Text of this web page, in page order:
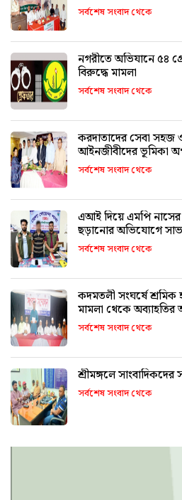
সর্বশেষ সংবাদ থেকে
নগরীতে অভিযানে ৫৪
বিরুদ্ধে মামলা
সর্বশেষ সংবাদ থেকে
করদাতাদের সেবা সহজ
আইনজীবীদের ভূমিকা
সর্বশেষ সংবাদ থেকে
এআই দিয়ে এমপি নাসের
ছড়ানোর অভিযোগে
সর্বশেষ সংবাদ থেকে
কদমতলী সংঘর্ষে শ্রমিক হত্যার
মামলা থেকে অব্যাহতির
সর্বশেষ সংবাদ থেকে
শ্রীমঙ্গলে
সর্বশেষ সংবাদ থেকে